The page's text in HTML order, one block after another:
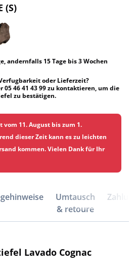
(S)
andernfalls 15 Tage bis 3 Wochen
oder Lieferzeit?
05 46 41 43 99 zu kontaktieren, um die
zu bestätigen.
vom 11. August bis zum 1.
dieser Zeit kann es zu leichten
kommen. Vielen Dank für Ihr
Umtausch
& retoure
Lavado Cognac